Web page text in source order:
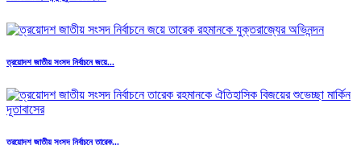
ত্রয়োদশ জাতীয় সংসদ নির্বাচনে জয়ে...
ত্রয়োদশ জাতীয় সংসদ নির্বাচনে তারেক...